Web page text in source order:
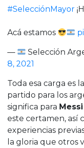
#SelecciónMayor
Acá estamos
— Selección
8, 2021
Toda esa carga es
partido para los
significa para Messi
este certamen, así
experiencias
la gloria que otros